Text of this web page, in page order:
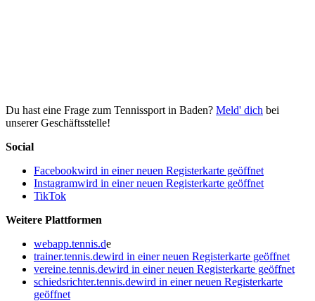
Du hast eine Frage zum Tennissport in Baden? Meld' dich bei
unserer Geschäftsstelle!
Social
Facebookwird in einer neuen Registerkarte geöffnet
Instagramwird in einer neuen Registerkarte geöffnet
TikTok
Weitere Plattformen
webapp.tennis.de
trainer.tennis.dewird in einer neuen Registerkarte geöffnet
vereine.tennis.dewird in einer neuen Registerkarte geöffnet
schiedsrichter.tennis.dewird in einer neuen Registerkarte
geöffnet